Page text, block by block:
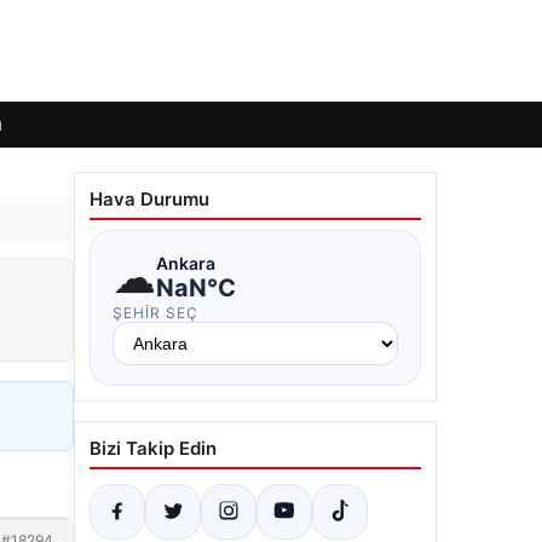
Hava Durumu
☁Ankara
NaN°C
ŞEHIR SEÇ
Bizi Takip Edin